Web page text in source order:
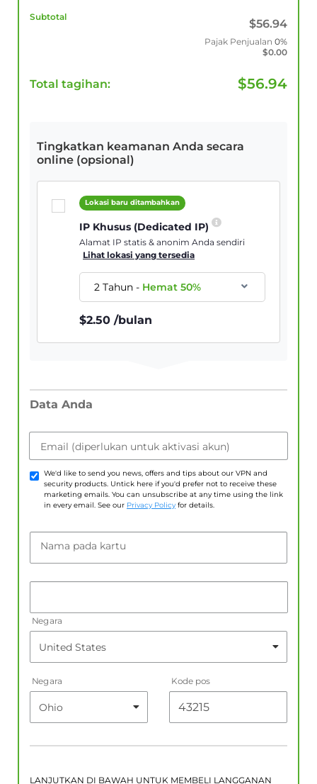
Subtotal
$56.94
Pajak Penjualan 0%
$0.00
Total tagihan: $56.94
Tingkatkan keamanan Anda secara
online (opsional)
Lokasi baru ditambahkan
IP Khusus (Dedicated IP)
Alamat IP statis & anonim Anda sendiri
Lihat lokasi yang tersedia
2 Tahun- Hemat50%
$2.50 /bulan
Data Anda
Email (diperlukan untuk aktivasi akun)
We'd like to send you news, offers and tips about our VPN and
security products. Untick here if you'd prefer not to receive these
marketing emails. You can unsubscribe at any time using the link
in every email. See our Privacy Policy for details.
Nama pada kartu
Negara
Negara Kode pos
LANJUTKAN DI BAWAH UNTUK MEMBELI LANGGANAN